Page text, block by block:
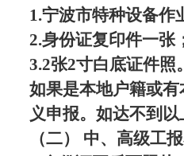
1.宁波市特种设备作
2.身份证复印件一张
3.2张2寸白底证件照
如果是本地户籍或
义申报。如达不到
（二） 中、高级工